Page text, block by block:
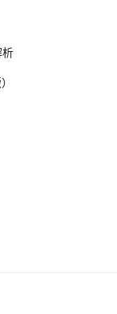
笔记公开
产手机凭借
视手机供